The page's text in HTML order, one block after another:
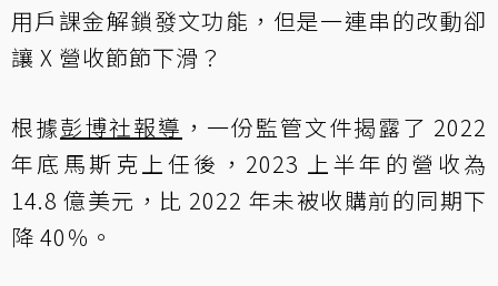
用戶課金解鎖發文功能，但是一連串的改動卻
讓 X 營收節節下滑？
根據彭博社報導 ，一份監管文件揭露了 2022
年底馬斯克上任後，2023 上半年的營收為
14.8 億美元，比 2022 年未被收購前的同期下
降 40％。